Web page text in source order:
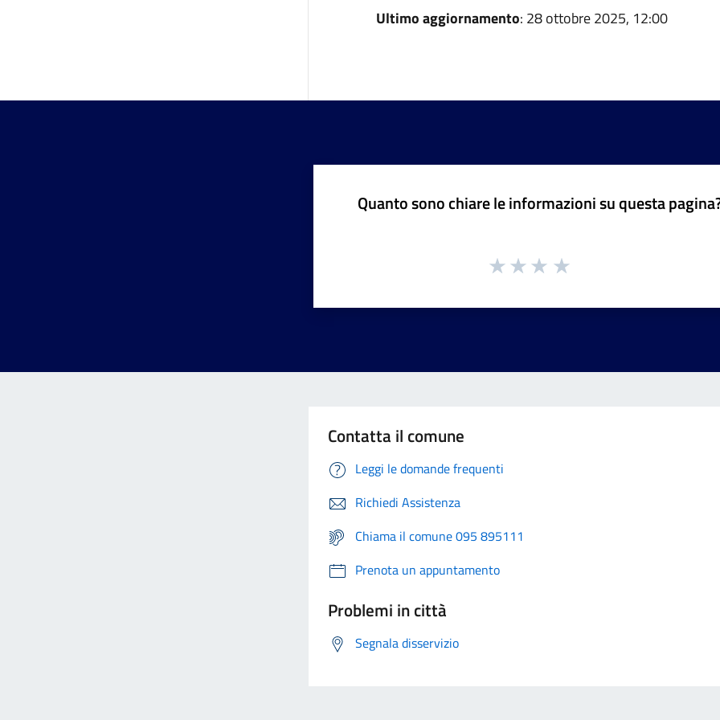
Ultimo aggiornamento: 28 ottobre 2025, 12:00
Quanto sono chiare le informazioni su questa
Contatta il comune
Leggi le domande frequenti
Richiedi Assistenza
Chiama il comune 095 895111
Prenota un appuntamento
Problemi in città
Segnala disservizio